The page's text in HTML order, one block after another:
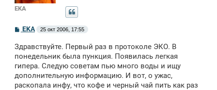
EKA
С
б
щ
н
и
EKA 25 окт 2006, 17:55
Здравствуйте. Первый раз в протоколе ЭКО. В
понедельник была пункция. Появилась легкая
гипера. Следую советам пью много воды и ищу
дополнительную информацию. И вот, о ужас,
раскопала инфу, что кофе и черный чай пить как раз